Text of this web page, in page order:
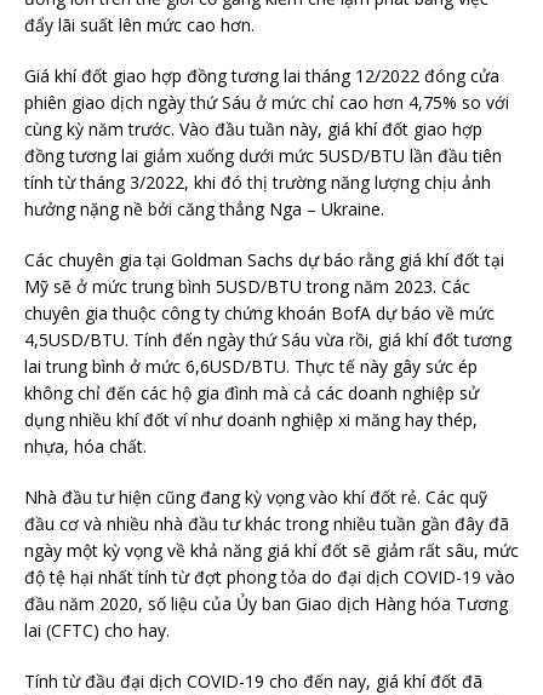
đẩy lãi suất lên mức cao hơn.
Giá khí đốt giao hợp đồng tương lai tháng 12/2022 đóng cửa
phiên giao dịch ngày thứ Sáu ở mức chỉ cao hơn 4,75% so với
cùng kỳ năm trước. Vào đầu tuần này, giá khí đốt giao hợp
đồng tương lai giảm xuống dưới mức 5USD/BTU lần đầu tiên
tính từ tháng 3/2022, khi đó thị trường năng lượng chịu ảnh
hưởng nặng nề bởi căng thẳng Nga – Ukraine.
Các chuyên gia tại Goldman Sachs dự báo rằng giá khí đốt tại
Mỹ sẽ ở mức trung bình 5USD/BTU trong năm 2023. Các
chuyên gia thuộc công ty chứng khoán BofA dự báo về mức
4,5USD/BTU. Tính đến ngày thứ Sáu vừa rồi, giá khí đốt tương
lai trung bình ở mức 6,6USD/BTU. Thực tế này gây sức ép
không chỉ đến các hộ gia đình mà cả các doanh nghiệp sử
dụng nhiều khí đốt ví như doanh nghiệp xi măng hay thép,
nhựa, hóa chất.
Nhà đầu tư hiện cũng đang kỳ vọng vào khí đốt rẻ. Các quỹ
đầu cơ và nhiều nhà đầu tư khác trong nhiều tuần gần đây đã
ngày một kỳ vọng về khả năng giá khí đốt sẽ giảm rất sâu, mức
độ tệ hại nhất tính từ đợt phong tỏa do đại dịch COVID-19 vào
đầu năm 2020, số liệu của Ủy ban Giao dịch Hàng hóa Tương
lai (CFTC) cho hay.
Tính từ đầu đại dịch COVID-19 cho đến nay, giá khí đốt đã